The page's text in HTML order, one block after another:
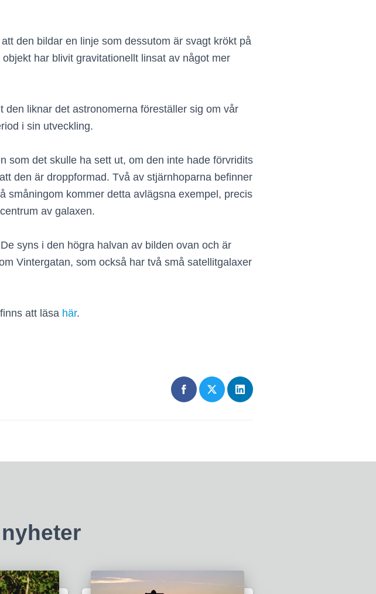
den bildar en linje som dessutom är svagt krökt på
har blivit gravitationellt linsat av något mer
liknar det astronomerna föreställer sig om vår
i sin utveckling.
som det skulle ha sett ut, om den inte hade förvridits
den är droppformad. Två av stjärnhoparna befinner
småningom kommer detta avlägsna exempel, precis
av galaxen.
syns i den högra halvan av bilden ovan och är
Vintergatan, som också har två små satellitgalaxer
att läsa här.